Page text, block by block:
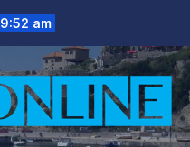
9:52 am